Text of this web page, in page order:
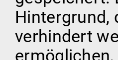
Hintergrund,
verhindert